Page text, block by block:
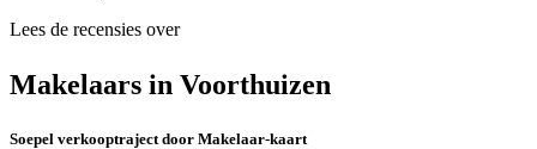
Lees de recensies over
Makelaars in Voorthuizen
Soepel verkooptraject door Makelaar-kaart